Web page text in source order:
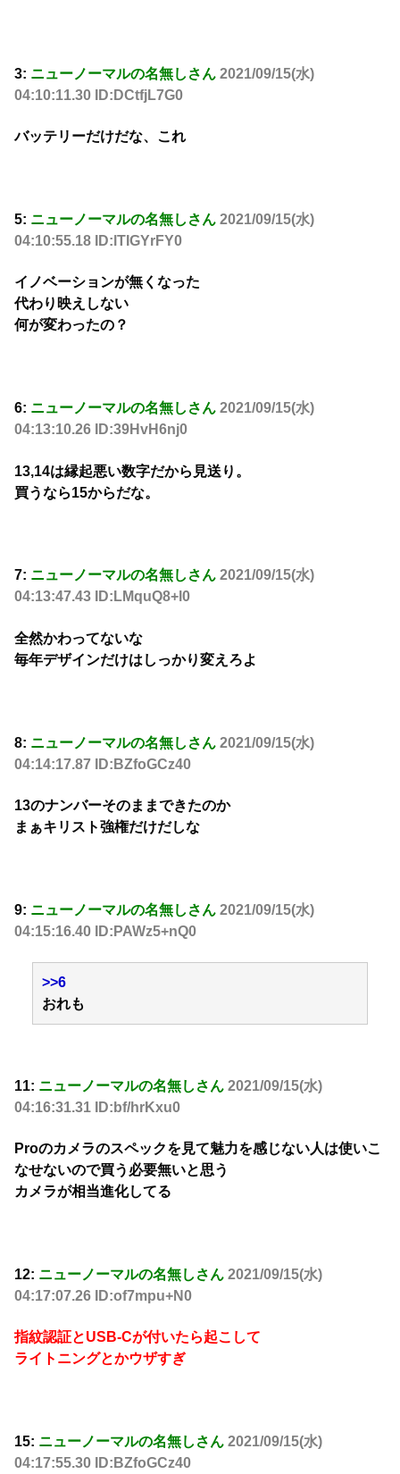
3: ニューノーマルの名無しさん 2021/09/15(水)
04:10:11.30 ID:DCtfjL7G0
バッテリーだけだな、これ
5: ニューノーマルの名無しさん 2021/09/15(水)
04:10:55.18 ID:lTIGYrFY0
イノベーションが無くなった
代わり映えしない
何が変わったの？
6: ニューノーマルの名無しさん 2021/09/15(水)
04:13:10.26 ID:39HvH6nj0
13,14は縁起悪い数字だから見送り。
買うなら15からだな。
7: ニューノーマルの名無しさん 2021/09/15(水)
04:13:47.43 ID:LMquQ8+l0
全然かわってないな
毎年デザインだけはしっかり変えろよ
8: ニューノーマルの名無しさん 2021/09/15(水)
04:14:17.87 ID:BZfoGCz40
13のナンバーそのままできたのか
まぁキリスト強権だけだしな
9: ニューノーマルの名無しさん 2021/09/15(水)
04:15:16.40 ID:PAWz5+nQ0
>>6
おれも
11: ニューノーマルの名無しさん 2021/09/15(水)
04:16:31.31 ID:bf/hrKxu0
Proのカメラのスペックを見て魅力を感じない人は使いこ
なせないので買う必要無いと思う
カメラが相当進化してる
12: ニューノーマルの名無しさん 2021/09/15(水)
04:17:07.26 ID:of7mpu+N0
指紋認証とUSB-Cが付いたら起こして
ライトニングとかウザすぎ
15: ニューノーマルの名無しさん 2021/09/15(水)
04:17:55.30 ID:BZfoGCz40